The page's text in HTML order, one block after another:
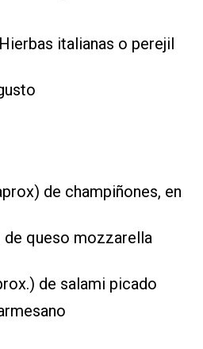
italianas o perejil
de champiñones, en
queso mozzarella
de salami picado